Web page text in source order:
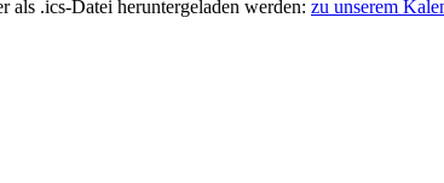
als .ics-Datei heruntergeladen werden: zu unserem